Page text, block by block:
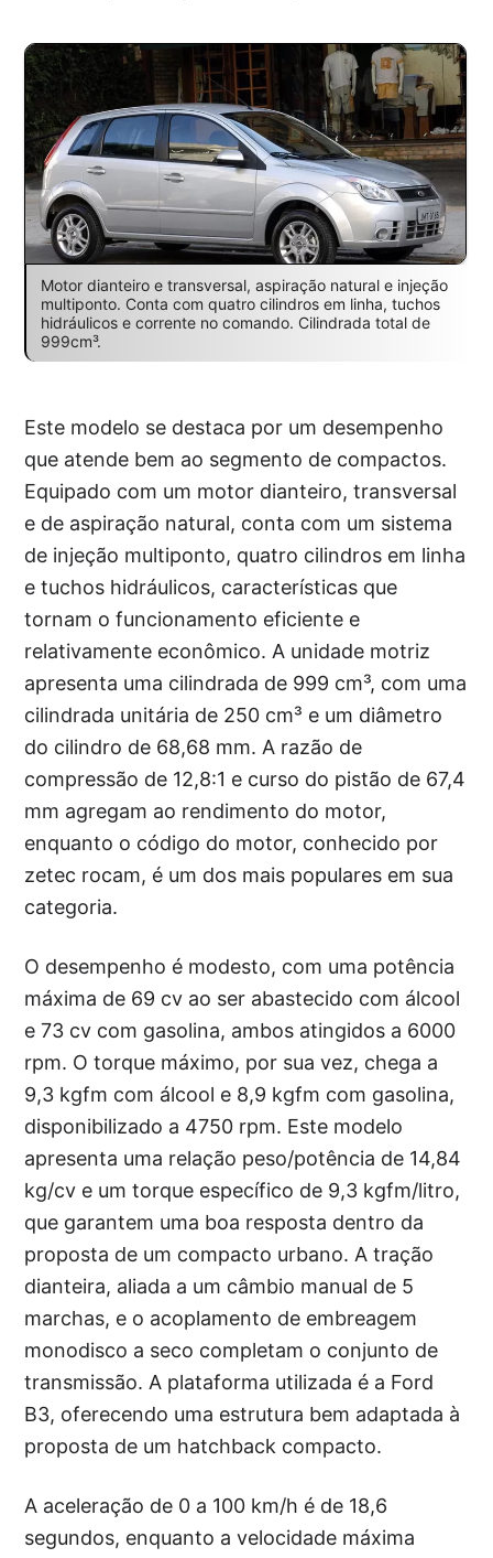
Motor dianteiro e transversal, aspiração natural e injeção
multiponto. Conta com quatro cilindros em linha, tuchos
hidráulicos e corrente no comando. Cilindrada total de
999cm³.
Este modelo se destaca por um desempenho
que atende bem ao segmento de compactos.
Equipado com um motor dianteiro, transversal
e de aspiração natural, conta com um sistema
de injeção multiponto, quatro cilindros em linha
e tuchos hidráulicos, características que
tornam o funcionamento eficiente e
relativamente econômico. A unidade motriz
apresenta uma cilindrada de 999 cm³, com uma
cilindrada unitária de 250 cm³ e um diâmetro
do cilindro de 68,68 mm. A razão de
compressão de 12,8:1 e curso do pistão de 67,4
mm agregam ao rendimento do motor,
enquanto o código do motor, conhecido por
zetec rocam, é um dos mais populares em sua
categoria.
O desempenho é modesto, com uma potência
máxima de 69 cv ao ser abastecido com álcool
e 73 cv com gasolina, ambos atingidos a 6000
rpm. O torque máximo, por sua vez, chega a
9,3 kgfm com álcool e 8,9 kgfm com gasolina,
disponibilizado a 4750 rpm. Este modelo
apresenta uma relação peso/potência de 14,84
kg/cv e um torque específico de 9,3 kgfm/litro,
que garantem uma boa resposta dentro da
proposta de um compacto urbano. A tração
dianteira, aliada a um câmbio manual de 5
marchas, e o acoplamento de embreagem
monodisco a seco completam o conjunto de
transmissão. A plataforma utilizada é a Ford
B3, oferecendo uma estrutura bem adaptada à
proposta de um hatchback compacto.
A aceleração de 0 a 100 km/h é de 18,6
segundos, enquanto a velocidade máxima